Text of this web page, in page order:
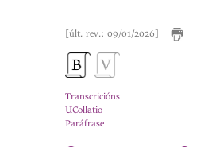
[últ. rev.: 09/01/2026]
Transcricións
UCollatio
Paráfrase